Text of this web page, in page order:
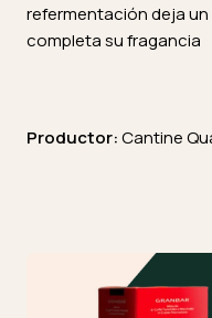
refermentación deja
completa su fragancia
Productor:Cantine